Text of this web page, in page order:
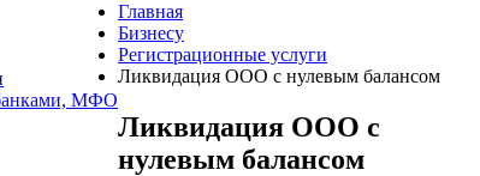
МФО
Главная
Бизнесу
Регистрационные услуги
Ликвидация ООО с нулевым балансом
Ликвидация ООО с
нулевым балансом